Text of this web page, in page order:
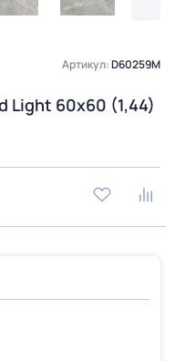
Артикул:D60259M
Light 60x60 (1,44)